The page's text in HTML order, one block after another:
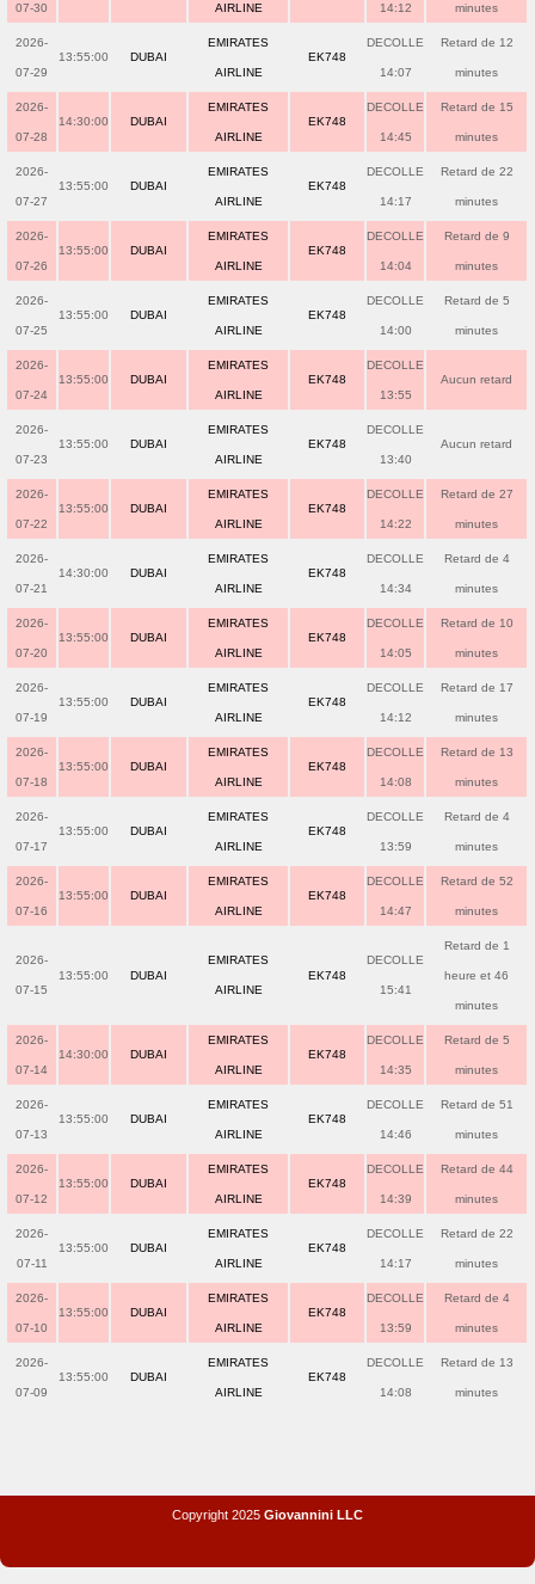
07-30 AIRLINE 14:12 minutes
2026-
07-29
13:55:00 DUBAI
EMIRATES
AIRLINE
EK748
DECOLLE
14:07
Retard de 12
minutes
2026-
07-28
14:30:00 DUBAI
EMIRATES
AIRLINE
EK748
DECOLLE
14:45
Retard de 15
minutes
2026-
07-27
13:55:00 DUBAI
EMIRATES
AIRLINE
EK748
DECOLLE
14:17
Retard de 22
minutes
2026-
07-26
13:55:00 DUBAI
EMIRATES
AIRLINE
EK748
DECOLLE
14:04
Retard de 9
minutes
2026-
07-25
13:55:00 DUBAI
EMIRATES
AIRLINE
EK748
DECOLLE
14:00
Retard de 5
minutes
2026-
07-24
13:55:00 DUBAI
EMIRATES
AIRLINE
EK748
DECOLLE
13:55
Aucun retard
2026-
07-23
13:55:00 DUBAI
EMIRATES
AIRLINE
EK748
DECOLLE
13:40
Aucun retard
2026-
07-22
13:55:00 DUBAI
EMIRATES
AIRLINE
EK748
DECOLLE
14:22
Retard de 27
minutes
2026-
07-21
14:30:00 DUBAI
EMIRATES
AIRLINE
EK748
DECOLLE
14:34
Retard de 4
minutes
2026-
07-20
13:55:00 DUBAI
EMIRATES
AIRLINE
EK748
DECOLLE
14:05
Retard de 10
minutes
2026-
07-19
13:55:00 DUBAI
EMIRATES
AIRLINE
EK748
DECOLLE
14:12
Retard de 17
minutes
2026-
07-18
13:55:00 DUBAI
EMIRATES
AIRLINE
EK748
DECOLLE
14:08
Retard de 13
minutes
2026-
07-17
13:55:00 DUBAI
EMIRATES
AIRLINE
EK748
DECOLLE
13:59
Retard de 4
minutes
2026-
07-16
13:55:00 DUBAI
EMIRATES
AIRLINE
EK748
DECOLLE
14:47
Retard de 52
minutes
2026-
07-15
13:55:00 DUBAI
EMIRATES
AIRLINE
EK748
DECOLLE
15:41
Retard de 1
heure et 46
minutes
2026-
07-14
14:30:00 DUBAI
EMIRATES
AIRLINE
EK748
DECOLLE
14:35
Retard de 5
minutes
2026-
07-13
13:55:00 DUBAI
EMIRATES
AIRLINE
EK748
DECOLLE
14:46
Retard de 51
minutes
2026-
07-12
13:55:00 DUBAI
EMIRATES
AIRLINE
EK748
DECOLLE
14:39
Retard de 44
minutes
2026-
07-11
13:55:00 DUBAI
EMIRATES
AIRLINE
EK748
DECOLLE
14:17
Retard de 22
minutes
2026-
07-10
13:55:00 DUBAI
EMIRATES
AIRLINE
EK748
DECOLLE
13:59
Retard de 4
minutes
2026-
07-09
13:55:00 DUBAI
EMIRATES
AIRLINE
EK748
DECOLLE
14:08
Retard de 13
minutes
Copyright 2025 Giovannini LLC